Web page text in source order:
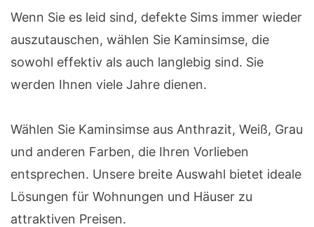
Wenn Sie es leid sind, defekte Sims immer wieder
auszutauschen, wählen Sie Kaminsimse, die
sowohl effektiv als auch langlebig sind. Sie
werden Ihnen viele Jahre dienen.
Wählen Sie Kaminsimse aus Anthrazit, Weiß, Grau
und anderen Farben, die Ihren Vorlieben
entsprechen. Unsere breite Auswahl bietet ideale
Lösungen für Wohnungen und Häuser zu
attraktiven Preisen.